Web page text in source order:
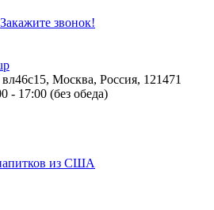
Закажите звонок!
Москва, Россия, 121471
- 17:00 (без обеда)
из США